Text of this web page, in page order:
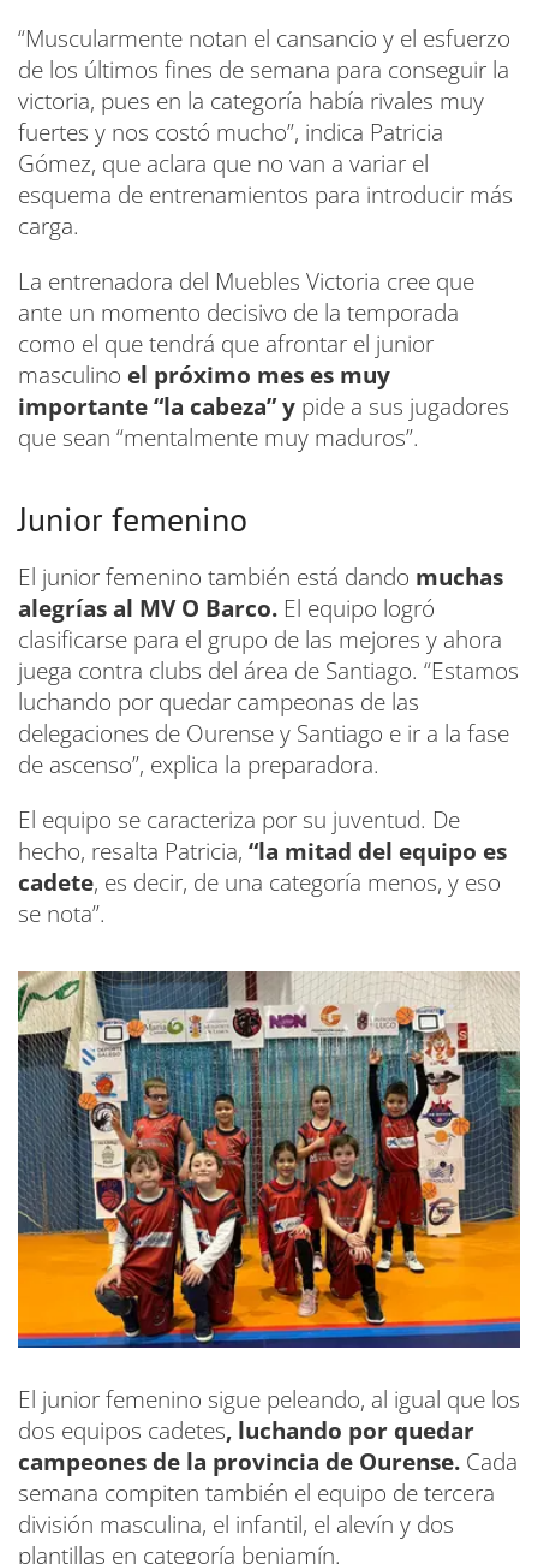
“Muscularmente notan el cansancio y el esfuerzo
de los últimos fines de semana para conseguir la
victoria, pues en la categoría había rivales muy
fuertes y nos costó mucho”, indica Patricia
Gómez, que aclara que no van a variar el
esquema de entrenamientos para introducir más
carga.
La entrenadora del Muebles Victoria cree que
ante un momento decisivo de la temporada
como el que tendrá que afrontar el junior
masculino el próximo mes es muy
importante “la cabeza” y pide a sus jugadores
que sean “mentalmente muy maduros”.
Junior femenino
El junior femenino también está dando muchas
alegrías al MV O Barco. El equipo logró
clasificarse para el grupo de las mejores y ahora
juega contra clubs del área de Santiago. “Estamos
luchando por quedar campeonas de las
delegaciones de Ourense y Santiago e ir a la fase
de ascenso”, explica la preparadora.
El equipo se caracteriza por su juventud. De
hecho, resalta Patricia, “la mitad del equipo es
cadete, es decir, de una categoría menos, y eso
se nota”.
El junior femenino sigue peleando, al igual que los
dos equipos cadetes, luchando por quedar
campeones de la provincia de Ourense. Cada
semana compiten también el equipo de tercera
división masculina, el infantil, el alevín y dos
plantillas en categoría benjamín.